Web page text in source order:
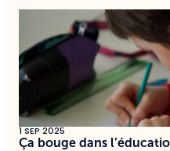
1 SEP 2025
Ça bouge dans